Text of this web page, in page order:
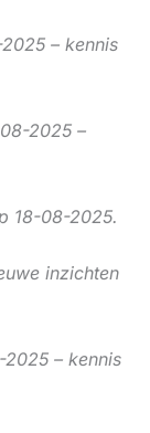
– kennis
2025 –
18-08-2025.
inzichten
– kennis